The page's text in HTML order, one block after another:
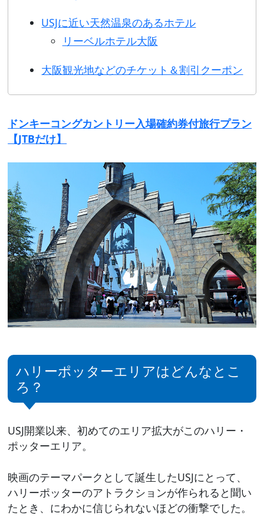
USJに近い天然温泉のあるホテル
リーベルホテル大阪
大阪観光地などのチケット＆割引クーポン
ドンキーコングカントリー入場確約券付旅行プラン
【JTBだけ】
ハリーポッターエリアはどんなとこ
ろ？
USJ開業以来、初めてのエリア拡大がこのハリー・
ポッターエリア。
映画のテーマパークとして誕生したUSJにとって、
ハリーポッターのアトラクションが作られると聞い
たとき、にわかに信じられないほどの衝撃でした。